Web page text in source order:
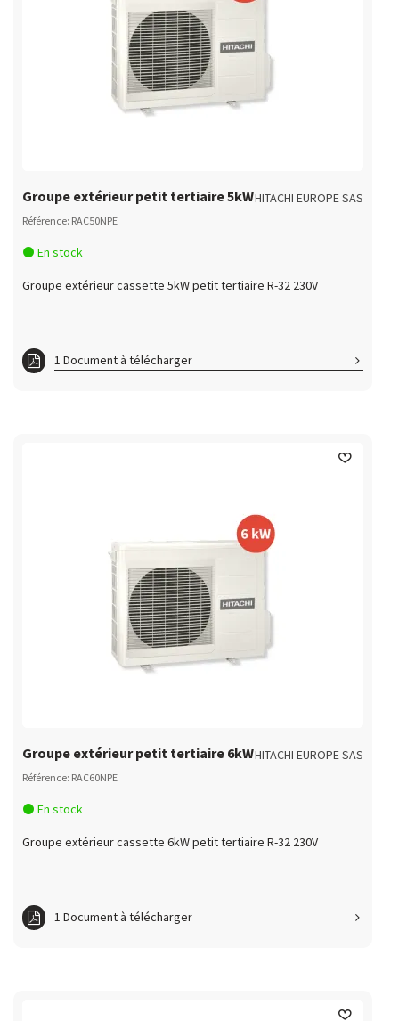
Groupe extérieur petit tertiaire 5kWHITACHI EUROPE SAS
Référence: RAC50NPE
En stock
Groupe extérieur cassette 5kW petit tertiaire R-32 230V
1 Document à télécharger
Groupe extérieur petit tertiaire 6kWHITACHI EUROPE SAS
Référence: RAC60NPE
En stock
Groupe extérieur cassette 6kW petit tertiaire R-32 230V
1 Document à télécharger